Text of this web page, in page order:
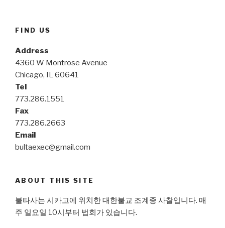
FIND US
Address
4360 W Montrose Avenue
Chicago, IL 60641
Tel
773.286.1551
Fax
773.286.2663
Email
bultaexec@gmail.com
ABOUT THIS SITE
불타사는 시카고에 위치한 대한불교 조계종 사찰입니다. 매
주 일요일 10시부터 법회가 있습니다.